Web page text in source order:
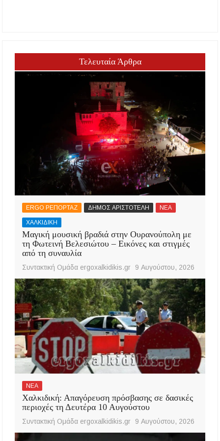
Τελευταία Άρθρα
ERGO ΡΕΠΟΡΤΑΖ ΔΗΜΟΣ ΑΡΙΣΤΟΤΕΛΗ ΝΕΑ
ΧΑΛΚΙΔΙΚΗ
Μαγική μουσική βραδιά στην Ουρανούπολη με
τη Φωτεινή Βελεσιώτου – Εικόνες και στιγμές
από τη συναυλία
Συντακτική Ομάδα ergoxalkidikis.gr 9 Αυγούστου, 2026
ΝΕΑ
Χαλκιδική: Απαγόρευση πρόσβασης σε δασικές
περιοχές τη Δευτέρα 10 Αυγούστου
Συντακτική Ομάδα ergoxalkidikis.gr 9 Αυγούστου, 2026